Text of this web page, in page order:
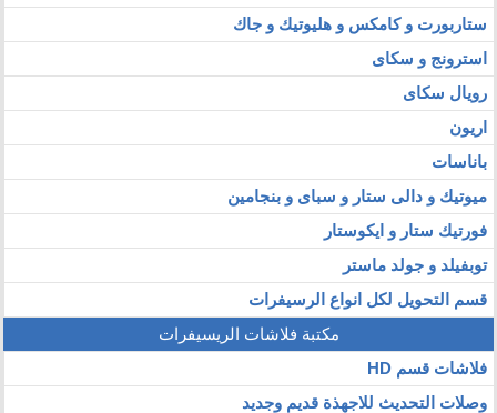
ستاربورت و كامكس و هليوتيك و جاك
استرونج و سكاى
رويال سكاى
اريون
باناسات
ميوتيك و دالى ستار و سباى و بنجامين
فورتيك ستار و ايكوستار
توبفيلد و جولد ماستر
قسم التحويل لكل انواع الرسيفرات
مكتبة فلاشات الريسيفرات
فلاشات قسم HD
وصلات التحديث للاجهذة قديم وجديد